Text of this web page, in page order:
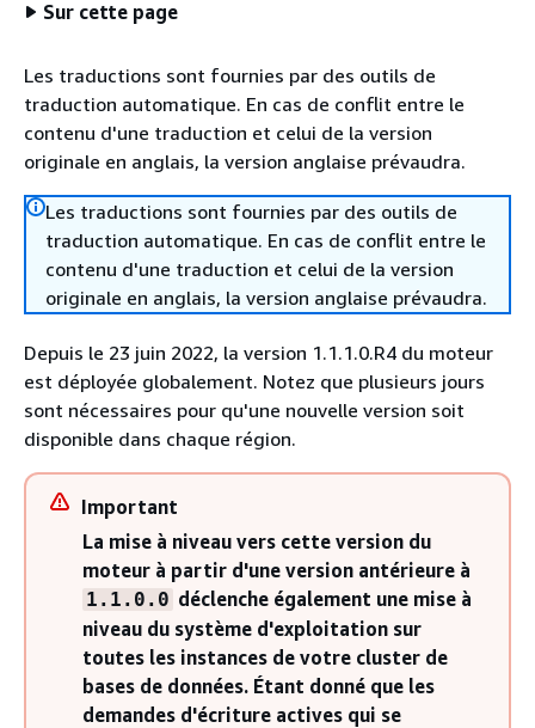
Sur cette page
Les traductions sont fournies par des outils de
traduction automatique. En cas de conflit entre le
contenu d'une traduction et celui de la version
originale en anglais, la version anglaise prévaudra.
Les traductions sont fournies par des outils de
traduction automatique. En cas de conflit entre le
contenu d'une traduction et celui de la version
originale en anglais, la version anglaise prévaudra.
Depuis le 23 juin 2022, la version 1.1.1.0.R4 du moteur
est déployée globalement. Notez que plusieurs jours
sont nécessaires pour qu'une nouvelle version soit
disponible dans chaque région.
Important
La mise à niveau vers cette version du
moteur à partir d'une version antérieure à
1.1.0.0 déclenche également une mise à
niveau du système d'exploitation sur
toutes les instances de votre cluster de
bases de données. Étant donné que les
demandes d'écriture actives qui se